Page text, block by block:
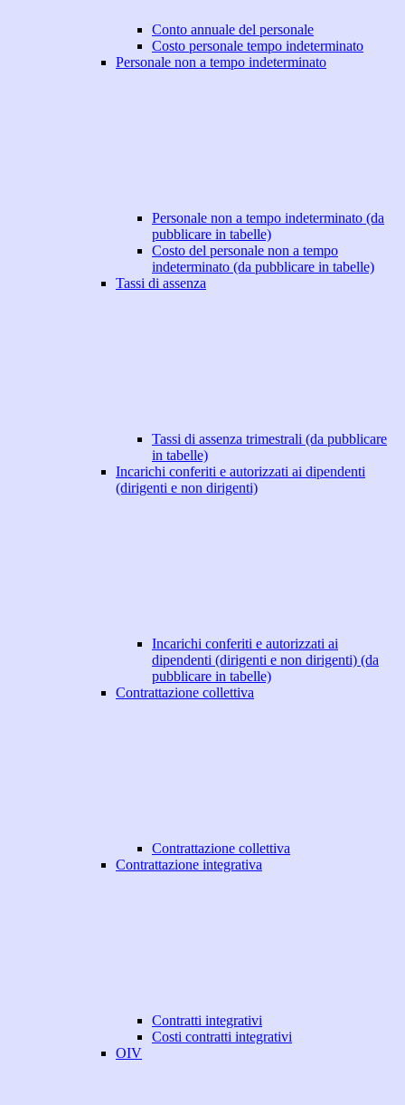
Conto annuale del personale
Costo personale tempo indeterminato
Personale non a tempo indeterminato
Personale non a tempo indeterminato (da
pubblicare in tabelle)
Costo del personale non a tempo
indeterminato (da pubblicare in tabelle)
Tassi di assenza
Tassi di assenza trimestrali (da pubblicare
in tabelle)
Incarichi conferiti e autorizzati ai dipendenti
(dirigenti e non dirigenti)
Incarichi conferiti e autorizzati ai
dipendenti (dirigenti e non dirigenti) (da
pubblicare in tabelle)
Contrattazione collettiva
Contrattazione collettiva
Contrattazione integrativa
Contratti integrativi
Costi contratti integrativi
OIV